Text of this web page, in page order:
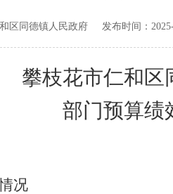
区同德镇人民政府发布时间：
攀枝花市仁和区
部门预算绩
况